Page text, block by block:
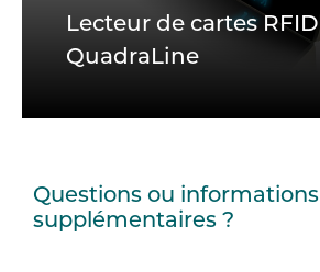
Lecteur de cartes RFID
QuadraLine
Questions ou informations
supplémentaires ?